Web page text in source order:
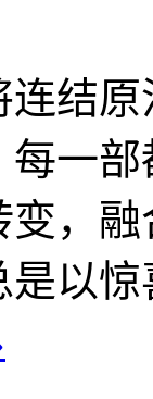
结
一
，
以惊